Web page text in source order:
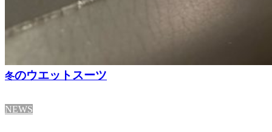
冬のウエットスーツ
NEWS